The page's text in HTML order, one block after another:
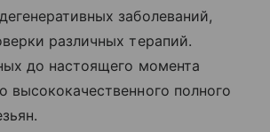
заболеваний,
различных терапий.
до настоящего момента
высококачественного полного